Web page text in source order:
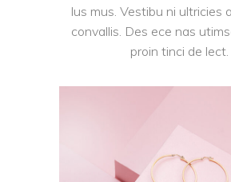
lus mus. Vestibu ni ultricies
convallis. Des ece nas
proin tinci de lect.